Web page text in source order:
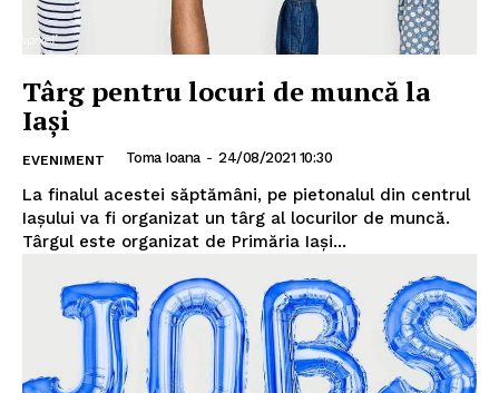
INFO IAȘI
Târg pentru locuri de muncă la
Iași
EVENIMENT Toma Ioana - 24/08/2021 10:30
La finalul acestei săptămâni, pe pietonalul din centrul
Iașului va fi organizat un târg al locurilor de muncă.
Târgul este organizat de Primăria Iași...